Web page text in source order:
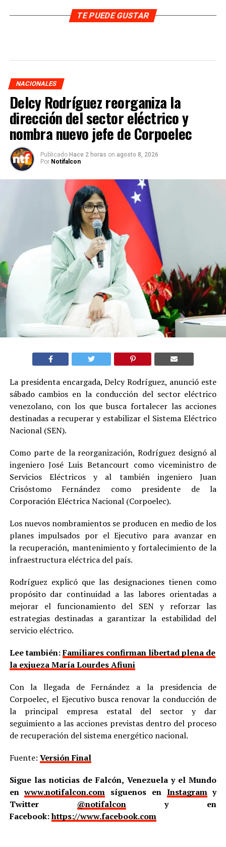
TE PUEDE GUSTAR
NACIONALES
Delcy Rodríguez reorganiza la
dirección del sector eléctrico y
nombra nuevo jefe de Corpoelec
Publicado Hace 2 horas on agosto 8, 2026
Por Notifalcon
La presidenta encargada, Delcy Rodríguez, anunció este
sábado cambios en la conducción del sector eléctrico
venezolano, con los que busca fortalecer las acciones
destinadas a recuperar y estabilizar el Sistema Eléctrico
Nacional (SEN).
Como parte de la reorganización, Rodríguez designó al
ingeniero José Luis Betancourt como viceministro de
Servicios Eléctricos y al también ingeniero Juan
Crisóstomo Fernández como presidente de la
Corporación Eléctrica Nacional (Corpoelec).
Los nuevos nombramientos se producen en medio de los
planes impulsados por el Ejecutivo para avanzar en
la recuperación, mantenimiento y fortalecimiento de la
infraestructura eléctrica del país.
Rodríguez explicó que las designaciones tienen como
propósito dar continuidad a las labores orientadas a
mejorar el funcionamiento del SEN y reforzar las
estrategias destinadas a garantizar la estabilidad del
servicio eléctrico.
Lee también:Familiares confirman libertad plena de
la exjueza María Lourdes Afiuni
Con la llegada de Fernández a la presidencia de
Corpoelec, el Ejecutivo busca renovar la conducción de
la principal empresa estatal del sector y dar
seguimiento a las acciones previstas dentro del proceso
de recuperación del sistema energético nacional.
Fuente: Versión Final
Sigue las noticias de Falcón, Venezuela y el Mundo
enwww.notifalcon.com síguenos en Instagramy
Twitter @notifalcony en
Facebook:https://www.facebook.com